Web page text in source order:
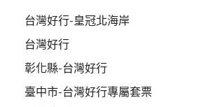
台灣好行-皇冠北海岸
台灣好行
彰化縣-台灣好行
臺中市-台灣好行專屬套票